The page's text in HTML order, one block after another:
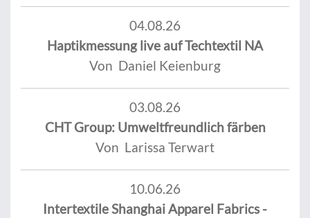
04.08.26
Haptikmessung live auf Techtextil NA
Von Daniel Keienburg
03.08.26
CHT Group: Umweltfreundlich färben
Von Larissa Terwart
10.06.26
Intertextile Shanghai Apparel Fabrics -